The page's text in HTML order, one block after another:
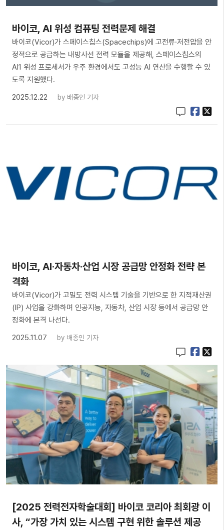
바이코, AI 위성 컴퓨팅 전력문제 해결
바이코(Vicor)가 스페이스칩스(Spacechips)에 고전류·저전압을 안
정적으로 공급하는 내방사선 전력 모듈을 제공해, 스페이스칩스의
AI1 위성 프로세서가 우주 환경에서도 고성능 AI 연산을 수행할 수 있
도록 지원했다.
2025.12.22
by 배종인 기자
바이코, AI·자동차·산업 시장 공급망 안정화 전략 본
격화
바이코(Vicor)가 고밀도 전력 시스템 기술을 기반으로 한 지적재산권
(IP) 사업을 강화하며 인공지능, 자동차, 산업 시장 등에서 공급망 안
정화에 본격 나선다.
2025.11.07
by 배종인 기자
[2025 전력전자학술대회] 바이코 코리아 최회광 이
사, “가장 가치 있는 시스템 구현 위한 솔루션 제공